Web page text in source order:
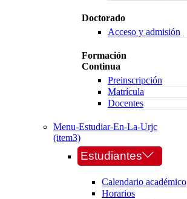
Doctorado
Acceso y admisión
Formación
Continua
Preinscripción
Matrícula
Docentes
Menu-Estudiar-En-La-Urjc
(item3)
Estudiantes
Calendario académico
Horarios